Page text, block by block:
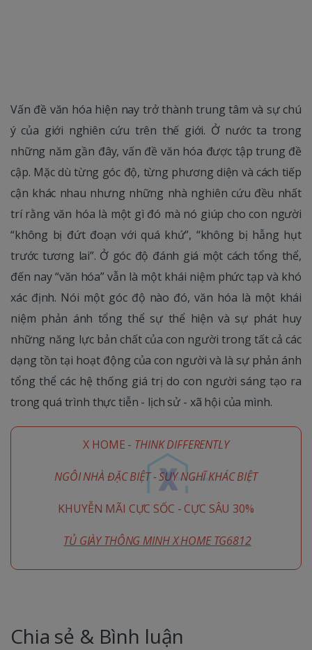
Vấn đề văn hóa hiện nay trở thành trung tâm và sự chú
ý của giới nghiên cứu trên thế giới. Ở nước ta trong
những năm gần đây, vấn đề văn hóa được tập trung đề
cập. Mặc dù từng góc độ, từng phương diện và cách tiếp
cận khác nhau nhưng những nhà nghiên cứu đều nhất
trí rằng văn hóa là một gì đó mà nó giúp cho con người
“không bị đứt đoạn với quá khứ”, “không bị hẫng hụt
trước tương lai”. Ở góc độ đánh giá một cách tổng thể,
đến nay “văn hóa” vẫn là một khái niệm phức tạp và khó
xác định. Nói một góc độ nào đó, văn hóa là một khái
niệm phản ánh tổng thể sự thể hiện và sự phát huy
những năng lực bản chất của con người trong tất cả các
dạng tồn tại hoạt động của con người và là sự phản ánh
tổng thể các hệ thống giá trị do con người sáng tạo ra
trong quá trình thực tiễn - lịch sử - xã hội của mình.
X HOME - THINK DIFFERENTLY
NGÔI NHÀ ĐẶC BIỆT - SUY NGHĨ KHÁC BIỆT
KHUYỄN MÃI CỰC SỐC - CỰC SÂU 30%
TỦ GIÀY THÔNG MINH X HOME TG6812
Chia sẻ & Bình luận